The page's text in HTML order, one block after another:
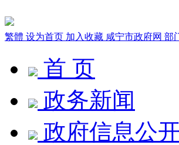
繁體 设为首页 加入收藏 咸宁市政府网 部
首 页
政务新闻
政府信息公